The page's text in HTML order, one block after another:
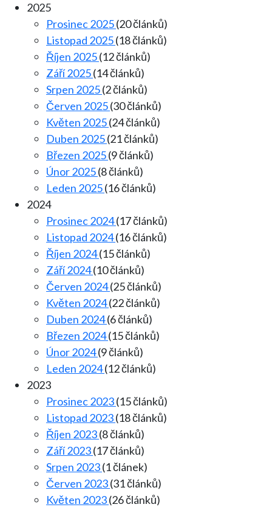
2025
Prosinec 2025(20 článků)
Listopad 2025(18 článků)
Říjen 2025(12 článků)
Září 2025(14 článků)
Srpen 2025(2 článků)
Červen 2025(30 článků)
Květen 2025(24 článků)
Duben 2025(21 článků)
Březen 2025(9 článků)
Únor 2025(8 článků)
Leden 2025(16 článků)
2024
Prosinec 2024(17 článků)
Listopad 2024(16 článků)
Říjen 2024(15 článků)
Září 2024(10 článků)
Červen 2024(25 článků)
Květen 2024(22 článků)
Duben 2024(6 článků)
Březen 2024(15 článků)
Únor 2024(9 článků)
Leden 2024(12 článků)
2023
Prosinec 2023(15 článků)
Listopad 2023(18 článků)
Říjen 2023(8 článků)
Září 2023(17 článků)
Srpen 2023(1 článek)
Červen 2023(31 článků)
Květen 2023(26 článků)